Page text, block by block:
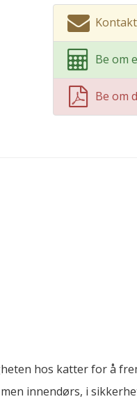
Be om
Be om
hos katter for å
innendørs, i